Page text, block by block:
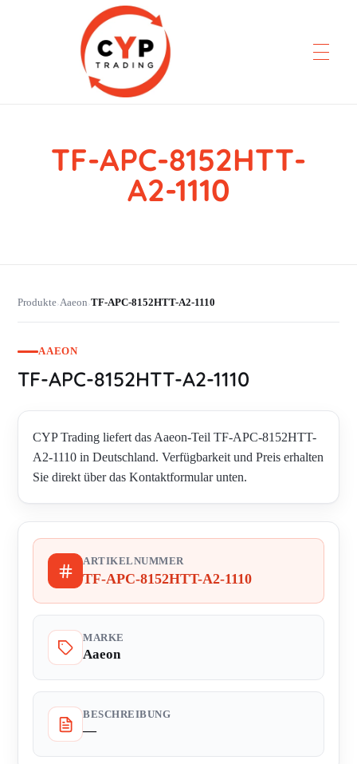
CYP Trading
TF-APC-8152HTT-
A2-1110
Produkte›Aaeon›TF-APC-8152HTT-A2-1110
AAEON
TF-APC-8152HTT-A2-1110
CYP Trading liefert das Aaeon-Teil TF-APC-8152HTT-
A2-1110 in Deutschland. Verfügbarkeit und Preis erhalten
Sie direkt über das Kontaktformular unten.
ARTIKELNUMMER
TF-APC-8152HTT-A2-1110
MARKE
Aaeon
BESCHREIBUNG
—